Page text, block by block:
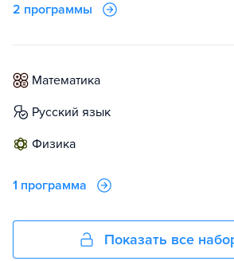
2 программы
математика
русский язык
физика
1 программа
Показать все